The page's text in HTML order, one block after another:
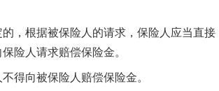
，根据被保险人的请求，保险人应当直接
险人请求赔偿保险金。
得向被保险人赔偿保险金。
让核能赋能千行百业